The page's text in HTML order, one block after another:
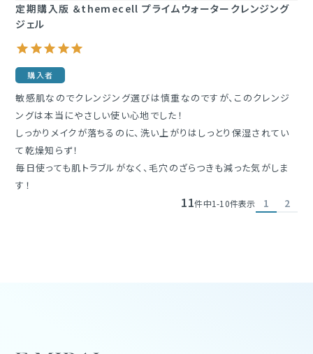
定期購入版 ＆themecell プライムウォータークレンジング
ジェル
購入者
敏感肌なのでクレンジング選びは慎重なのですが、このクレンジ
ングは本当にやさしい使い心地でした！
しっかりメイクが落ちるのに、洗い上がりはしっとり保湿されてい
て乾燥知らず！
毎日使っても肌トラブルがなく、毛穴のざらつきも減った気がしま
す！
11件中1-10件表示 1 2